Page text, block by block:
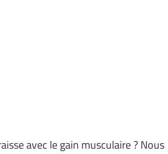
avec le gain musculaire ? Nous